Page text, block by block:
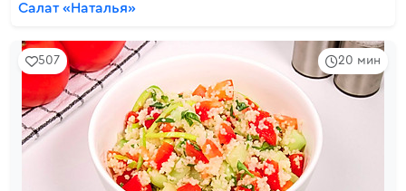
Салат «Наталья»
20 мин
507